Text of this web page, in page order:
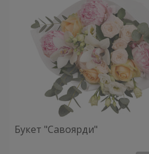
Букет "Савоярди"